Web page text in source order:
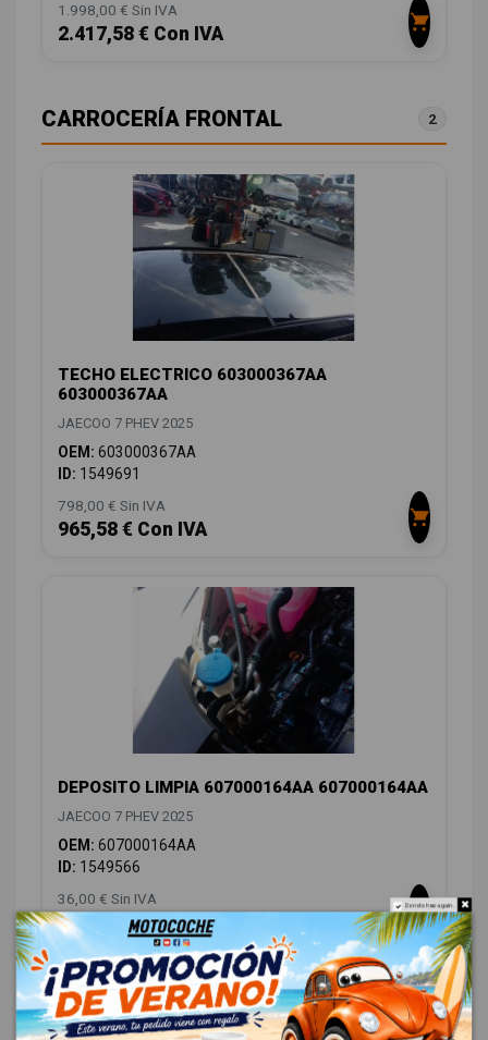
1.998,00 € Sin IVA
2.417,58 € Con IVA
CARROCERÍA FRONTAL 2
TECHO ELECTRICO 603000367AA
603000367AA
JAECOO 7 PHEV 2025
OEM: 603000367AA
ID: 1549691
798,00 € Sin IVA
965,58 € Con IVA
DEPOSITO LIMPIA 607000164AA 607000164AA
JAECOO 7 PHEV 2025
OEM: 607000164AA
ID: 1549566
36,00 € Sin IVA
43,56 € Con IVA
CARROCERÍA LATERALES 16
Do not show again.